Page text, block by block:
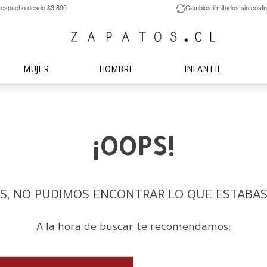
desde $3.890 Cambios ilimitados sin costo
MUJER HOMBRE INFANTIL
¡OOPS!
NO PUDIMOS ENCONTRAR LO QUE
A la hora de buscar te recomendamos: